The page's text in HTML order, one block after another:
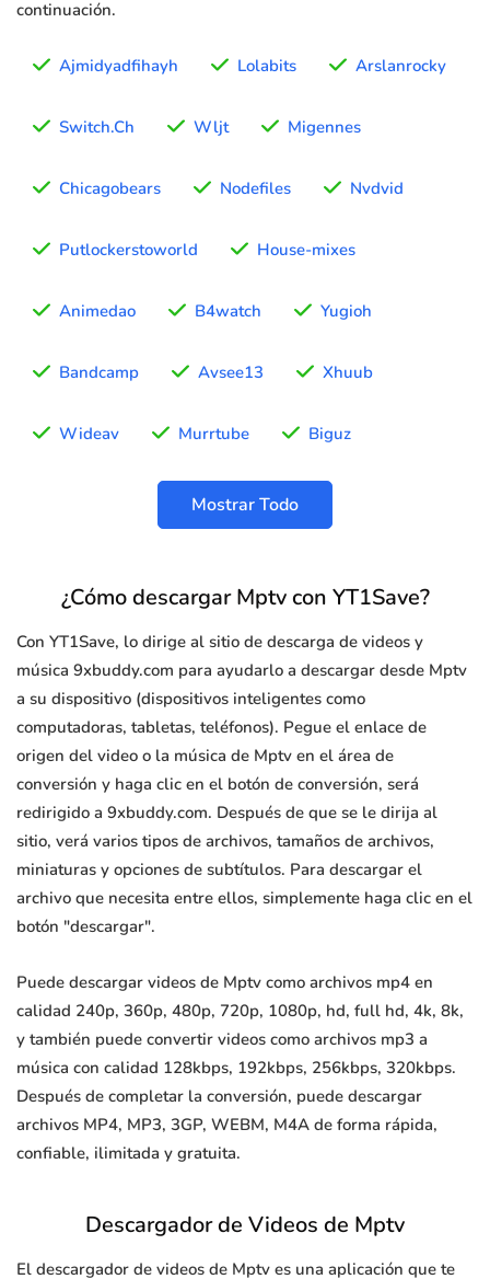
continuación.
Ajmidyadfihayh Lolabits Arslanrocky
Switch.Ch Wljt Migennes
Chicagobears Nodefiles Nvdvid
Putlockerstoworld House-mixes
Animedao B4watch Yugioh
Bandcamp Avsee13 Xhuub
Wideav Murrtube Biguz
Mostrar Todo
¿Cómo descargar Mptv con YT1Save?
Con YT1Save, lo dirige al sitio de descarga de videos y
música 9xbuddy.com para ayudarlo a descargar desde Mptv
a su dispositivo (dispositivos inteligentes como
computadoras, tabletas, teléfonos). Pegue el enlace de
origen del video o la música de Mptv en el área de
conversión y haga clic en el botón de conversión, será
redirigido a 9xbuddy.com. Después de que se le dirija al
sitio, verá varios tipos de archivos, tamaños de archivos,
miniaturas y opciones de subtítulos. Para descargar el
archivo que necesita entre ellos, simplemente haga clic en el
botón "descargar".
Puede descargar videos de Mptv como archivos mp4 en
calidad 240p, 360p, 480p, 720p, 1080p, hd, full hd, 4k, 8k,
y también puede convertir videos como archivos mp3 a
música con calidad 128kbps, 192kbps, 256kbps, 320kbps.
Después de completar la conversión, puede descargar
archivos MP4, MP3, 3GP, WEBM, M4A de forma rápida,
confiable, ilimitada y gratuita.
Descargador de Videos de Mptv
El descargador de videos de Mptv es una aplicación que te